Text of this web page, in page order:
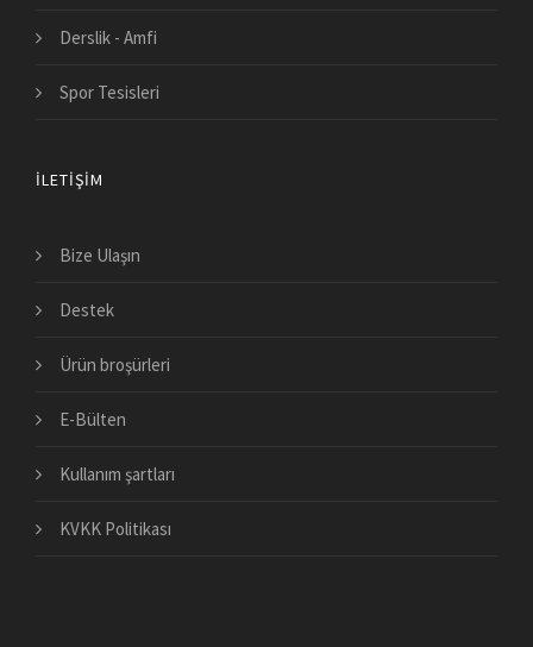
Derslik - Amfi
Spor Tesisleri
İLETIŞIM
Bize Ulaşın
Destek
Ürün broşürleri
E-Bülten
Kullanım şartları
KVKK Politikası